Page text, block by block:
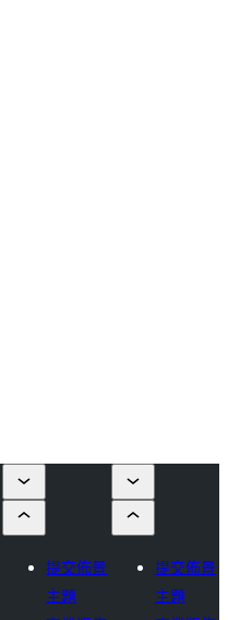
提交佈景
主題
提交佈景
主題